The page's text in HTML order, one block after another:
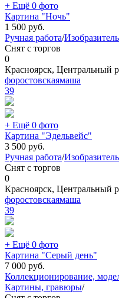
+ Ещё 0 фото
Картина "Ночь"
1 500 руб.
Ручная работа/
Снят с торгов
0
Красноярск, Центральный
форостовскаямаша
39
+ Ещё 0 фото
Картина "Эдельвейс"
3 500 руб.
Ручная работа/
Снят с торгов
0
Красноярск, Центральный
форостовскаямаша
39
+ Ещё 0 фото
Картина "Серый день"
7 000 руб.
Коллекционирование,
Картины, гравюры/